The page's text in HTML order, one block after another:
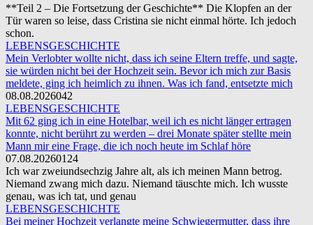
**Teil 2 – Die Fortsetzung der Geschichte** Die Klopfen an der
Tür waren so leise, dass Cristina sie nicht einmal hörte. Ich jedoch
schon.
LEBENSGESCHICHTE
Mein Verlobter wollte nicht, dass ich seine Eltern treffe, und sagte,
sie würden nicht bei der Hochzeit sein. Bevor ich mich zur Basis
meldete, ging ich heimlich zu ihnen. Was ich fand, entsetzte mich
08.08.2026042
LEBENSGESCHICHTE
Mit 62 ging ich in eine Hotelbar, weil ich es nicht länger ertragen
konnte, nicht berührt zu werden – drei Monate später stellte mein
Mann mir eine Frage, die ich noch heute im Schlaf höre
07.08.20260124
Ich war zweiundsechzig Jahre alt, als ich meinen Mann betrog.
Niemand zwang mich dazu. Niemand täuschte mich. Ich wusste
genau, was ich tat, und genau
LEBENSGESCHICHTE
Bei meiner Hochzeit verlangte meine Schwiegermutter, dass ihre